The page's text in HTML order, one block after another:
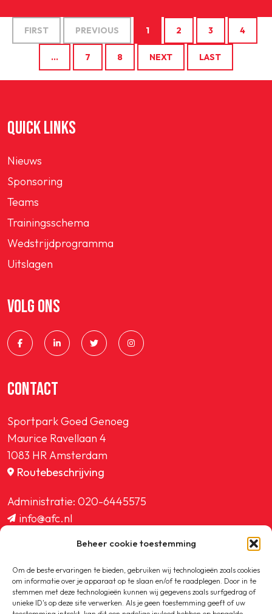
Beheer cookie toestemming
Om de beste ervaringen te bieden, gebruiken wij technologieën zoals cookies
om informatie over je apparaat op te slaan en/of te raadplegen. Door in te
stemmen met deze technologieën kunnen wij gegevens zoals surfgedrag of
unieke ID's op deze site verwerken. Als je geen toestemming geeft of uw
FIRST PREVIOUS 1 2 3 4
… 7 8 NEXT LAST
QUICK LINKS
Nieuws
Sponsoring
Teams
Trainingsschema
Wedstrijdprogramma
Uitslagen
VOLG ONS
CONTACT
Sportpark Goed Genoeg
Maurice Ravellaan 4
1083 HR Amsterdam
Routebeschrijving
Administratie: 020-6445575
info@afc.nl
ledenadministratie@afc.nl